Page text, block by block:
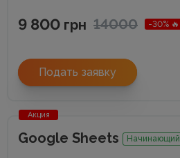
9 800 грн 14000 -30% 🔥
Подать заявку
Акция
Google Sheets Начинающий